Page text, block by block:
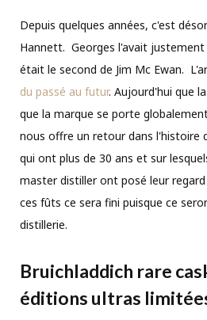
Depuis quelques années, c'est
Hannett. Georges l'avait
était le second de Jim Mc Ewan.
du passé au futur. Aujourd'hui que
que la marque se porte
nous offre un retour dans l'histoire
qui ont plus de 30 ans et sur
master distiller ont posé leur
ces fûts ce sera fini puisque ce
distillerie.
Bruichladdich rare
éditions ultras